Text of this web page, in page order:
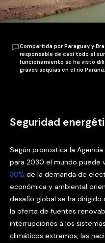
Compartida por Paraguay y
responsable de casi todo el
funcionamiento se ha visto
graves sequías en el río
Seguridad
Según pronostica la
para 2030 el mundo puede
30% de la demanda de
económica y ambiental
desafío global se ha
la oferta de fuentes
interrupciones a los
climáticos extremos, las